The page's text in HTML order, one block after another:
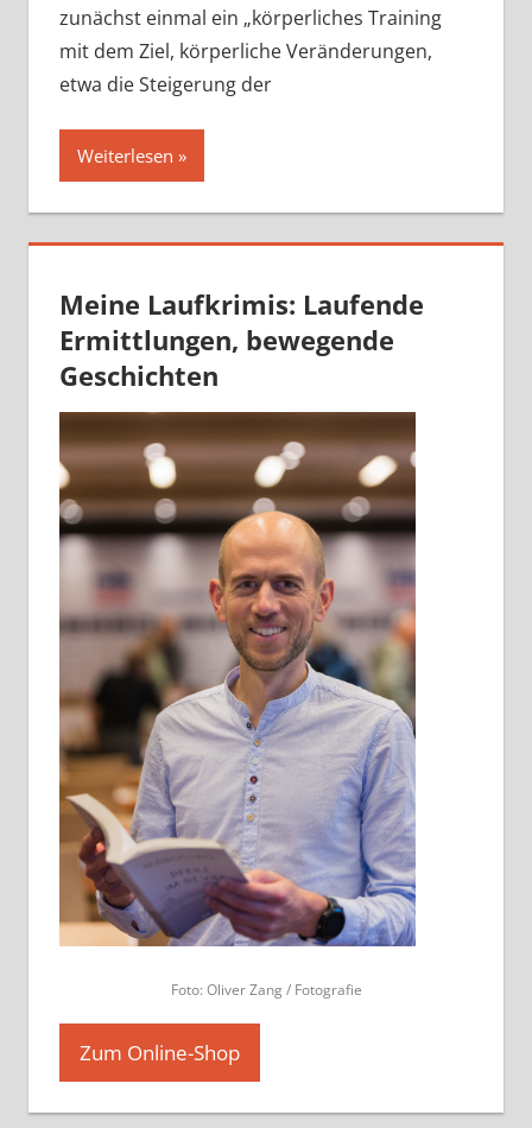
zunächst einmal ein „körperliches Training
mit dem Ziel, körperliche Veränderungen,
etwa die Steigerung der
Weiterlesen
Meine Laufkrimis: Laufende
Ermittlungen, bewegende
Geschichten
Foto: Oliver Zang / Fotografie
Zum Online-Shop